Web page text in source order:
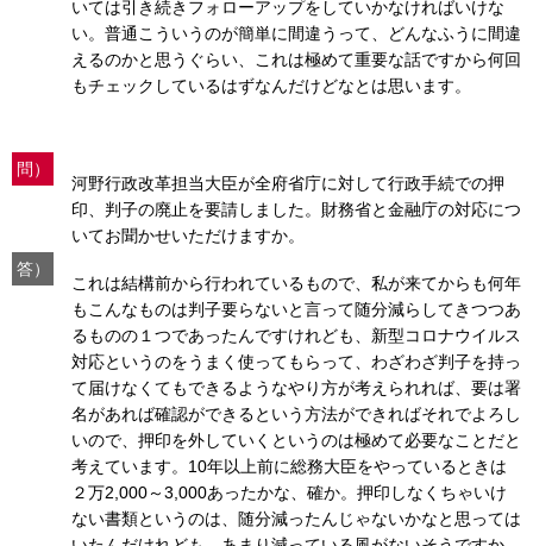
いては引き続きフォローアップをしていかなければいけな
い。普通こういうのが簡単に間違うって、どんなふうに間違
えるのかと思うぐらい、これは極めて重要な話ですから何回
もチェックしているはずなんだけどなとは思います。
問）
河野行政改革担当大臣が全府省庁に対して行政手続での押
印、判子の廃止を要請しました。財務省と金融庁の対応につ
いてお聞かせいただけますか。
答）
これは結構前から行われているもので、私が来てからも何年
もこんなものは判子要らないと言って随分減らしてきつつあ
るものの１つであったんですけれども、新型コロナウイルス
対応というのをうまく使ってもらって、わざわざ判子を持っ
て届けなくてもできるようなやり方が考えられれば、要は署
名があれば確認ができるという方法ができればそれでよろし
いので、押印を外していくというのは極めて必要なことだと
考えています。10年以上前に総務大臣をやっているときは
２万2,000～3,000あったかな、確か。押印しなくちゃいけ
ない書類というのは、随分減ったんじゃないかなと思っては